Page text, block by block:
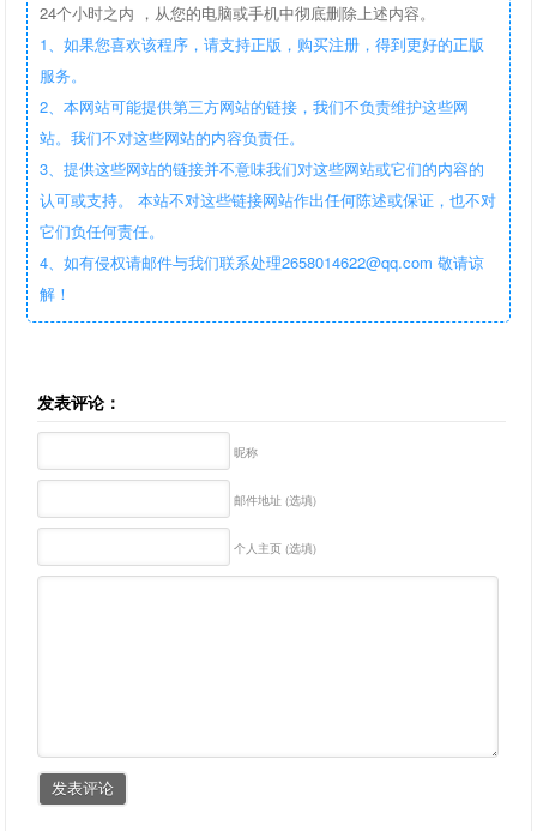
24个小时之内 ，从您的电脑或手机中彻底删除上述内容。
1、如果您喜欢该程序，请支持正版，购买注册，得到更好的正版
服务。
2、本网站可能提供第三方网站的链接，我们不负责维护这些网
站。我们不对这些网站的内容负责任。
3、提供这些网站的链接并不意味我们对这些网站或它们的内容的
认可或支持。 本站不对这些链接网站作出任何陈述或保证，也不对
它们负任何责任。
4、如有侵权请邮件与我们联系处理2658014622@qq.com 敬请谅
解！
发表评论：
昵称
邮件地址 (选填)
个人主页 (选填)